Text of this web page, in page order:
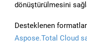
dönüştürülmesini
Desteklenen
Aspose.Total Cloud